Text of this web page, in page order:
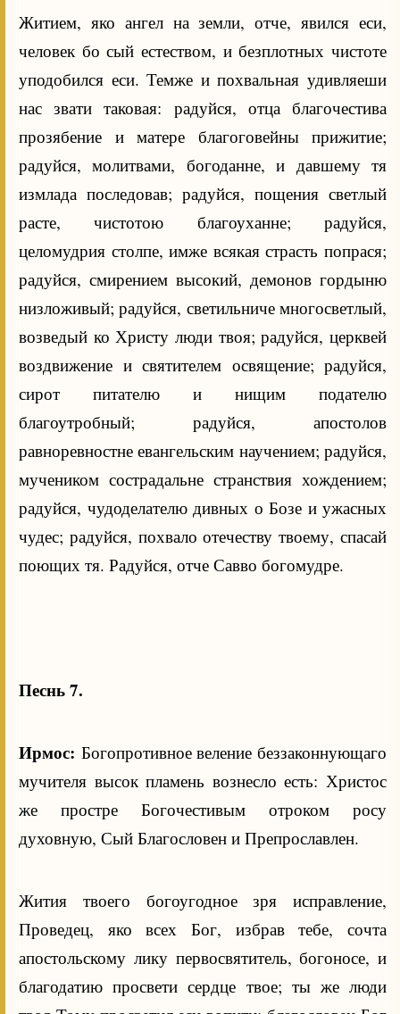
Житием, яко ангел на земли, отче, явился еси,
человек бо сый естеством, и безплотных чистоте
уподобился еси. Темже и похвальная удивляеши
нас звати таковая: радуйся, отца благочестива
прозябение и матере благоговейны прижитие;
радуйся, молитвами, богоданне, и давшему тя
измлада последовав; радуйся, пощения светлый
расте, чистотою благоуханне; радуйся,
целомудрия столпе, имже всякая страсть попрася;
радуйся, смирением высокий, демонов гордыню
низложивый; радуйся, светильниче многосветлый,
возведый ко Христу люди твоя; радуйся, церквей
воздвижение и святителем освящение; радуйся,
сирот питателю и нищим подателю
благоутробный; радуйся, апостолов
равноревностне евангельским научением; радуйся,
мучеником сострадальне странствия хождением;
радуйся, чудоделателю дивных о Бозе и ужасных
чудес; радуйся, похвало отечеству твоему, спасай
поющих тя. Радуйся, отче Савво богомудре.
Песнь 7.
Ирмос: Богопротивное веление беззаконнующаго
мучителя высок пламень вознесло есть: Христос
же простре Богочестивым отроком росу
духовную, Сый Благословен и Препрославлен.
Жития твоего богоугодное зря исправление,
Проведец, яко всех Бог, избрав тебе, сочта
апостольскому лику первосвятитель, богоносе, и
благодатию просвети сердце твое; ты же люди